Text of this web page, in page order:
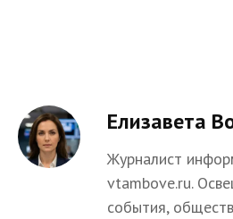
Елизавета
Журналист
vtambove.ru.
события,